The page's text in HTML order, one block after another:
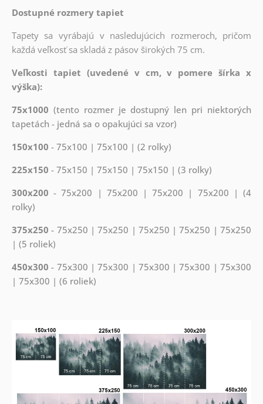
Dostupné rozmery tapiet
Tapety sa vyrábajú v nasledujúcich rozmeroch, pričom
každá veľkosť sa skladá z pásov širokých 75 cm.
Veľkosti tapiet (uvedené v cm, v pomere šírka x
výška):
75x1000 (tento rozmer je dostupný len pri niektorých
tapetách - jedná sa o opakujúci sa vzor)
150x100 - 75x100 | 75x100 | (2 rolky)
225x150 - 75x150 | 75x150 | 75x150 | (3 rolky)
300x200 - 75x200 | 75x200 | 75x200 | 75x200 | (4
rolky)
375x250 - 75x250 | 75x250 | 75x250 | 75x250 | 75x250
| (5 roliek)
450x300 - 75x300 | 75x300 | 75x300 | 75x300 | 75x300
| 75x300 | (6 roliek)